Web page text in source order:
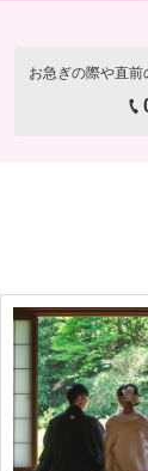
お急ぎの際や直